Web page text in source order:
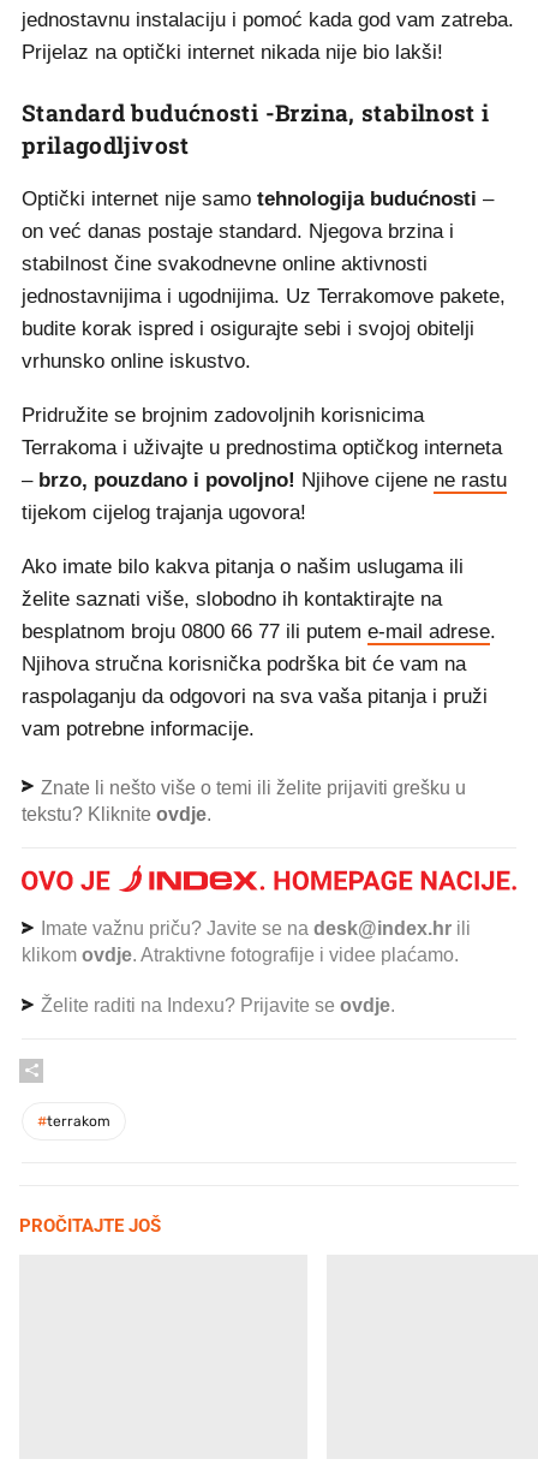
jednostavnu instalaciju i pomoć kada god vam zatreba.
Prijelaz na optički internet nikada nije bio lakši!
Standard budućnosti -Brzina, stabilnost i
prilagodljivost
Optički internet nije samo tehnologija budućnosti –
on već danas postaje standard. Njegova brzina i
stabilnost čine svakodnevne online aktivnosti
jednostavnijima i ugodnijima. Uz Terrakomove pakete,
budite korak ispred i osigurajte sebi i svojoj obitelji
vrhunsko online iskustvo.
Pridružite se brojnim zadovoljnih korisnicima
Terrakoma i uživajte u prednostima optičkog interneta
–brzo, pouzdano i povoljno! Njihove cijene ne rastu
tijekom cijelog trajanja ugovora!
Ako imate bilo kakva pitanja o našim uslugama ili
želite saznati više, slobodno ih kontaktirajte na
besplatnom broju 0800 66 77 ili putem e-mail adrese.
Njihova stručna korisnička podrška bit će vam na
raspolaganju da odgovori na sva vaša pitanja i pruži
vam potrebne informacije.
Znate li nešto više o temi ili želite prijaviti grešku u
tekstu? Kliknite ovdje.
Imate važnu priču? Javite se na desk@index.hr ili
klikom ovdje. Atraktivne fotografije i videe plaćamo.
Želite raditi na Indexu? Prijavite se ovdje.
#terrakom
PROČITAJTE JOŠ